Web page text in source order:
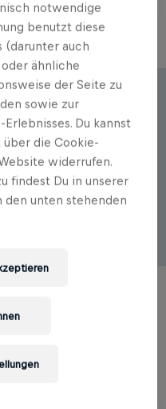
an der HBLW
in Salzburg.
notwendige
benutzt diese
(darunter auch
ähnliche
der Seite zu
sowie zur
Du kannst
die Cookie-
widerrufen.
findest Du in unserer
den unten stehenden